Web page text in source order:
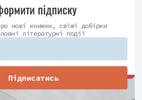
підписку
нові книжки, свіжі добірки
літературні події
Підписатись